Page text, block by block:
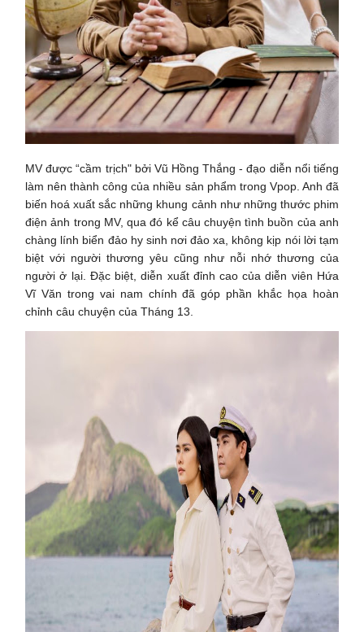
MV được “cầm trịch" bởi Vũ Hồng Thắng - đạo diễn nổi tiếng
làm nên thành công của nhiều sản phẩm trong Vpop. Anh đã
biến hoá xuất sắc những khung cảnh như những thước phim
điện ảnh trong MV, qua đó kể câu chuyện tình buồn của anh
chàng lính biển đảo hy sinh nơi đảo xa, không kịp nói lời tạm
biệt với người thương yêu cũng như nỗi nhớ thương của
người ở lại. Đặc biệt, diễn xuất đỉnh cao của diễn viên Hứa
Vĩ Văn trong vai nam chính đã góp phần khắc họa hoàn
chỉnh câu chuyện của Tháng 13.